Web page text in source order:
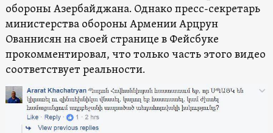
обороны Азербайджана. Однако пресс-секретарь
министерства обороны Армении Арцрун
Ованнисян на своей странице в Фейсбуке
прокомментировал, что только часть этого видео
соответствует реальности.